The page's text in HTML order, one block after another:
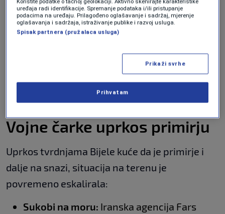
prirodnim gasom (LNG) prema Pakistanu. Ovo
je prvi prolazak katarskog plovila kroz tjesnac
od početka rata 28. februara. Izvori bliski
pregovorima tvrde da je Iran odobrio ovaj
prolaz kako bi stekao povjerenje Katara i
Pakistana, ključnih posrednika u ovom
iscrpljujućem sukobu.
Vojne čarke uprkos primirju
Uprkos tvrdnjama Bijele kuće da je primirje i
dalje na snazi, situacija na terenu je
povremeno eskalirala:
Sukobi na moru: Iranska agencija Fars
uređaja radi identifikacije. Spremanje podataka i/ili pristupanje
podacima na uređaju. Prilagođeno oglašavanje i sadržaj, mjerenje
oglašavanja i sadržaja, istraživanje publike i razvoj usluga.
Spisak partnera (pružalaca usluga)
Prikaži svrhe
Prihvatam